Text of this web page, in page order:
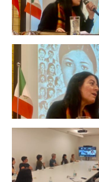
Zoom